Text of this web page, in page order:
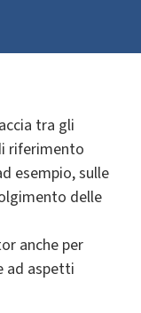
tra gli
riferimento
esempio, sulle
delle
anche per
ad aspetti